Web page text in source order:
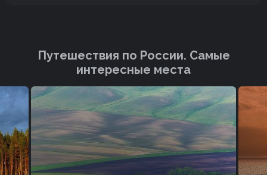
Путешествия по России. Cамые
интересные места